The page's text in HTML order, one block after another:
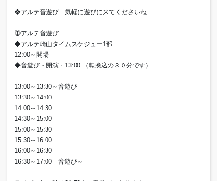
❖アルテ音遊び 気軽に遊びに来てくださいね
⓵アルテ音遊び
◆アルテ崎山タイムスケジュー1部
12:00～開場
◆音遊び・開演・13:00 （転換込の３０分です）
13:00～13:30～音遊び
13:30～14:00
14:00～14:30
14:30～15:00
15:00～15:30
15:30～16:00
16:00～16:30
16:30～17:00 音遊び～